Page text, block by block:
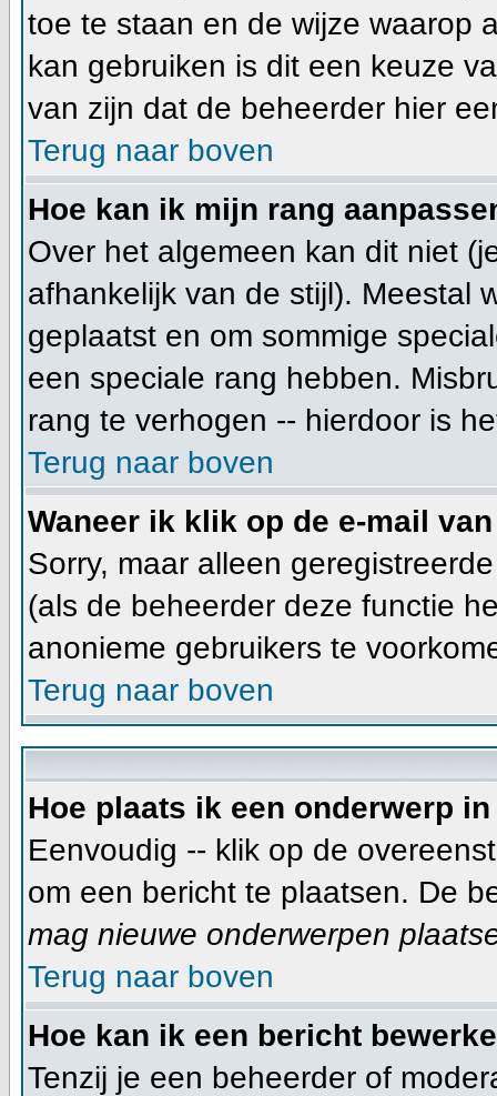
toe te staan en de wijze waarop
kan gebruiken is dit een keuze
van zijn dat de beheerder hier
Terug naar boven
Hoe kan ik mijn rang
Over het algemeen kan dit niet
afhankelijk van de stijl). Meestal
geplaatst en om sommige
een speciale rang hebben.
rang te verhogen -- hierdoor is
Terug naar boven
Waneer ik klik op de e-mail
Sorry, maar alleen
(als de beheerder deze functie
anonieme gebruikers te
Terug naar boven
Hoe plaats ik een onderwerp
Eenvoudig -- klik op de
om een bericht te plaatsen. De
mag nieuwe onderwerpen
Terug naar boven
Hoe kan ik een bericht
Tenzij je een beheerder of